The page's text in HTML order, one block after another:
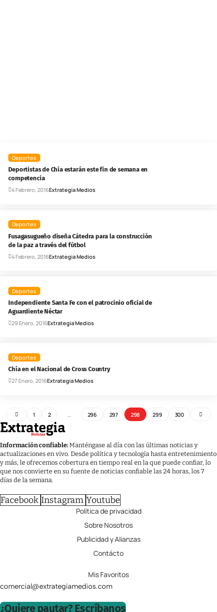
Deportes
Deportistas de Chía estarán este fin de semana en
competencia
4 Febrero, 2016Extrategia Medios
Deportes
Fusagasugueño diseña Cátedra para la construcción
de la paz a través del fútbol
4 Febrero, 2016Extrategia Medios
Deportes
Independiente Santa Fe con el patrocinio oficial de
Aguardiente Néctar
29 Enero, 2016Extrategia Medios
Deportes
Chía en el Nacional de Cross Country
27 Enero, 2016Extrategia Medios
1 2 … 296 297 298 299 300
Información confiable:Manténgase al día con las últimas noticias y
actualizaciones en vivo. Desde política y tecnología hasta entretenimiento
y más, le ofrecemos cobertura en tiempo real en la que puede confiar, lo
que nos convierte en su fuente de noticias confiable las 24 horas, los 7
días de la semana.
Facebook Instagram Youtube
Política de privacidad
Sobre Nosotros
Publicidad y Alianzas
Contácto
Mis Favoritos
comercial@extrategiamedios.com
¿Quiere pautar? Escríbanos